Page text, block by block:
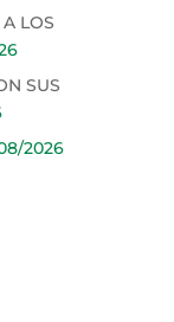
LOS
SUS
2026